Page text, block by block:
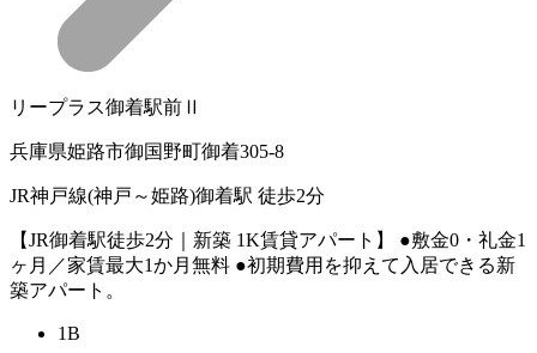
リープラス御着駅前Ⅱ
兵庫県姫路市御国野町御着305-8
JR神戸線(神戸～姫路)御着駅 徒歩2分
【JR御着駅徒歩2分｜新築 1K賃貸アパート】 ●敷金0・礼金1
ヶ月／家賃最大1か月無料 ●初期費用を抑えて入居できる新
築アパート。
1B